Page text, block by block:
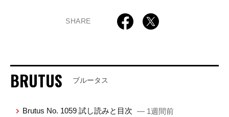
SHARE
BRUTUS ブルータス
Brutus No. 1059 試し読みと目次 — 1週間前